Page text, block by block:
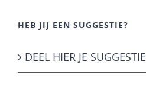
HEB JIJ EEN SUGGESTIE?
DEEL HIER JE SUGGESTIE